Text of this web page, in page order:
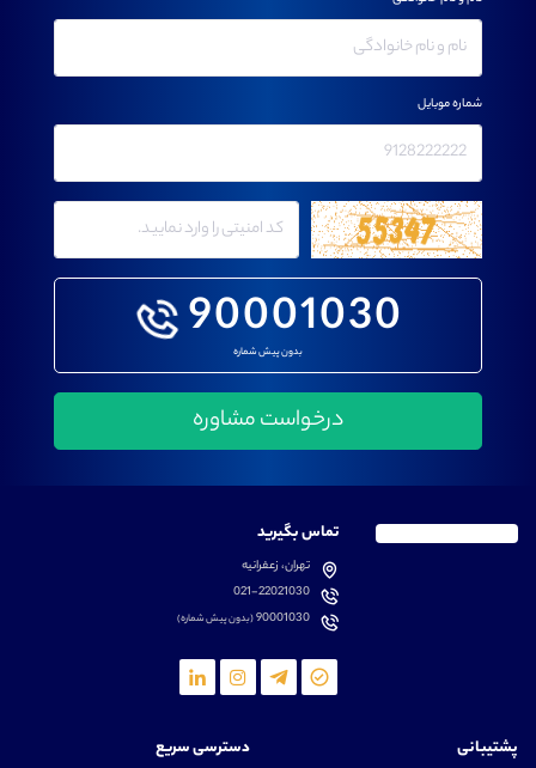
90001030
بدون پیش شماره
شماره موبایل
تماس بگیرید
تهران، زعفرانیه
021-22021030
90001030(بدون پیش شماره)
پشتیبانی دسترسی سریع